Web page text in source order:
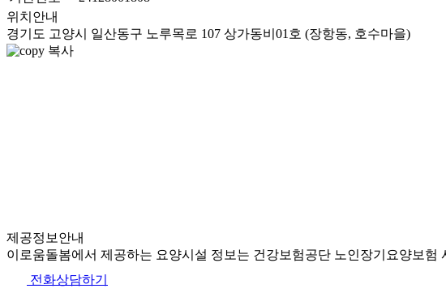
위치안내
경기도 고양시 일산동구 노루목로 107 상가동비01호 (장항동, 호수마을)
복사
제공정보안내
이로움돌봄에서 제공하는 요양시설 정보는 건강보험공단 노인장기요양보
전화상담하기